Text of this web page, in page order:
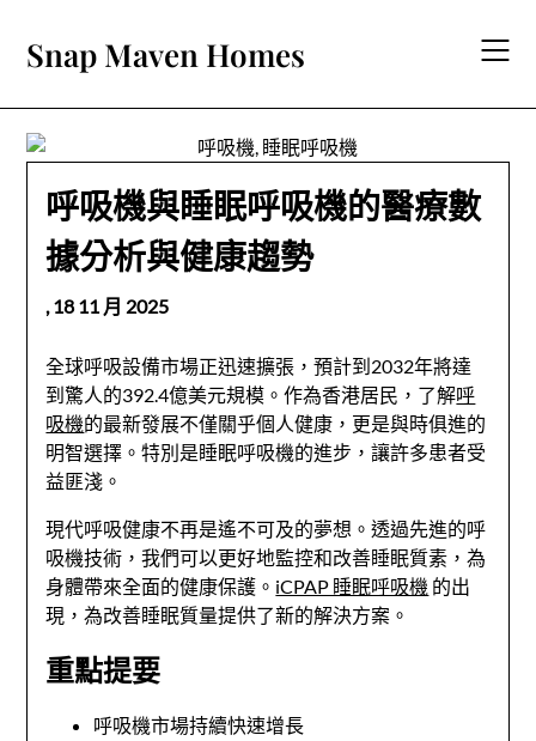
content
Snap Maven Homes
呼吸機與睡眠呼吸機的醫療數
據分析與健康趨勢
,18 11 月 2025
全球呼吸設備市場正迅速擴張，預計到2032年將達
到驚人的392.4億美元規模。作為香港居民，了解呼
吸機的最新發展不僅關乎個人健康，更是與時俱進的
明智選擇。特別是睡眠呼吸機的進步，讓許多患者受
益匪淺。
現代呼吸健康不再是遙不可及的夢想。透過先進的呼
吸機技術，我們可以更好地監控和改善睡眠質素，為
身體帶來全面的健康保護。 iCPAP 睡眠呼吸機 的出
現，為改善睡眠質量提供了新的解決方案。
重點提要
呼吸機市場持續快速增長